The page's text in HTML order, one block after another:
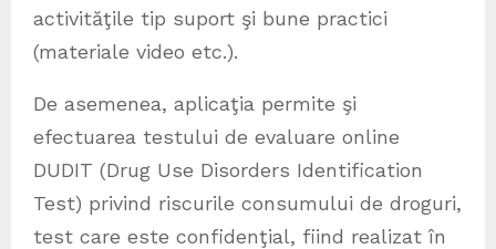
activităţile tip suport şi bune practici
(materiale video etc.).
De asemenea, aplicaţia permite şi
efectuarea testului de evaluare online
DUDIT (Drug Use Disorders Identification
Test) privind riscurile consumului de droguri,
test care este confidenţial, fiind realizat în